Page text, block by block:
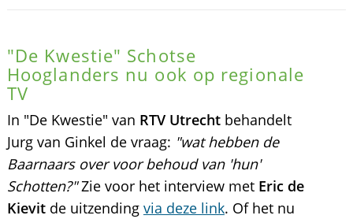
"De Kwestie" Schotse
Hooglanders nu ook op regionale
TV
In "De Kwestie" van RTV Utrechtbehandelt
Jurg van Ginkel de vraag: "wat hebben de
Baarnaars over voor behoud van 'hun'
Schotten?"Zie voor het interview met Eric de
Kievitde uitzending via deze link. Of het nu